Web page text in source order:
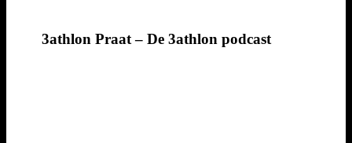
3athlon Praat – De 3athlon podcast